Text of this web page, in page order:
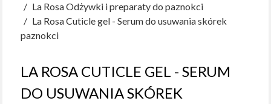
La Rosa Odżywki i preparaty do paznokci
La Rosa Cuticle gel - Serum do usuwania skórek
paznokci
LA ROSA CUTICLE GEL - SERUM
DO USUWANIA SKÓREK